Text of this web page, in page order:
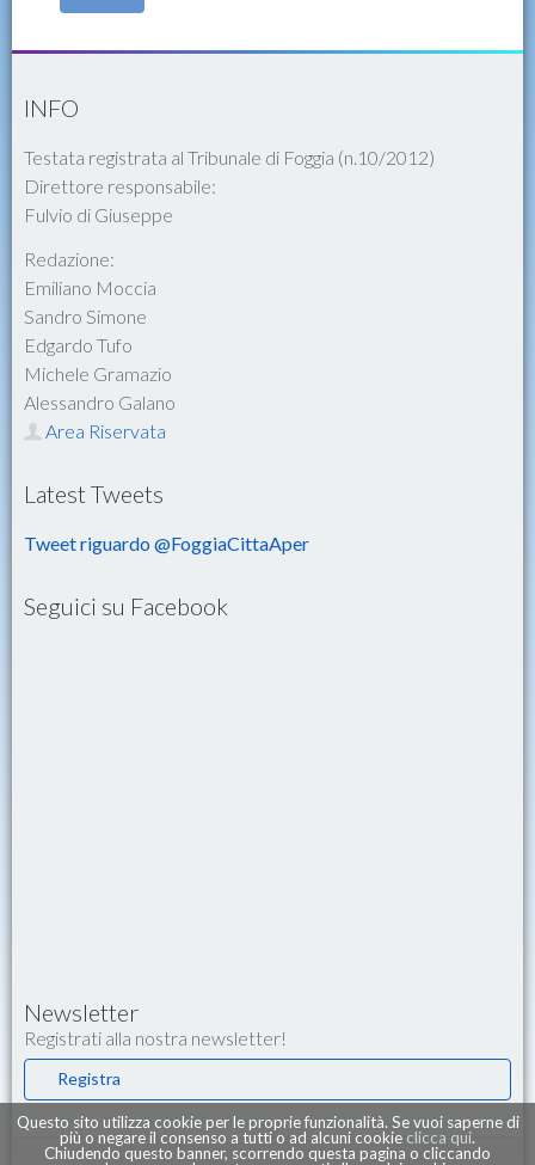
Questo sito utilizza cookie per le proprie funzionalità. Se vuoi saperne di
più o negare il consenso a tutti o ad alcuni cookie clicca qui.
Chiudendo questo banner, scorrendo questa pagina o cliccando
INFO
Testata registrata al Tribunale di Foggia (n.10/2012)
Direttore responsabile:
Fulvio di Giuseppe
Redazione:
Emiliano Moccia
Sandro Simone
Edgardo Tufo
Michele Gramazio
Alessandro Galano
Area Riservata
Latest Tweets
Tweet riguardo @FoggiaCittaAper
Seguici su Facebook
Newsletter
Registrati alla nostra newsletter!
Registra